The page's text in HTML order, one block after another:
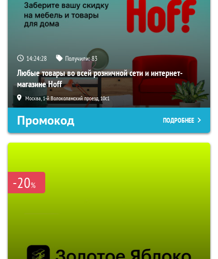
14:24:27 Получили:83
Любые товары во всей розничной сети и интернет-
магазине Hoff
Москва, 1-й Волоколамский проезд, 10с1
Промокод ПОДРОБНЕЕ
-20%